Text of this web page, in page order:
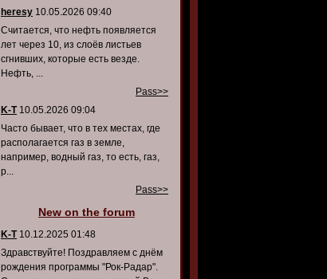
heresy 10.05.2026 09:40
Считается, что нефть появляется
лет через 10, из слоёв листьев
сгнивших, которые есть везде.
Нефть, ...
Pass>>
K-T10.05.2026 09:04
Часто бывает, что в тех местах, где
располагается газ в земле,
например, водный газ, то есть, газ,
р...
Pass>>
New on the forum
K-T10.12.2025 01:48
Здравствуйте! Поздравляем с днём
рождения программы "Рок-Радар".